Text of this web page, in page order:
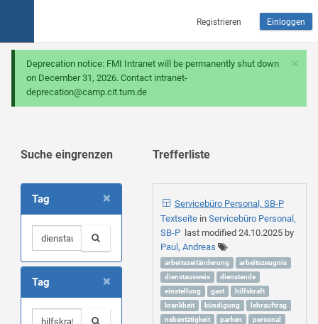
Registrieren Einloggen
×
Deprecation notice: FMI Intranet will be permanently shut down
on December 31, 2026. Contact intranet-
deprecation@camp.cit.tum.de
Suche eingrenzen
×
Tag
×
Tag
Trefferliste
Servicebüro Personal, SB-P
Textseite in Servicebüro Personal,
SB-Plast modified 24.10.2025by
Paul, Andreas
arbeitszeitänderung
arbeitszeugnis
dienstausweis
dienstende
einstellung
gast
hilfskraft
krankheit
kündigung
lehrauftrag
nebentätigkeit
parken
personal